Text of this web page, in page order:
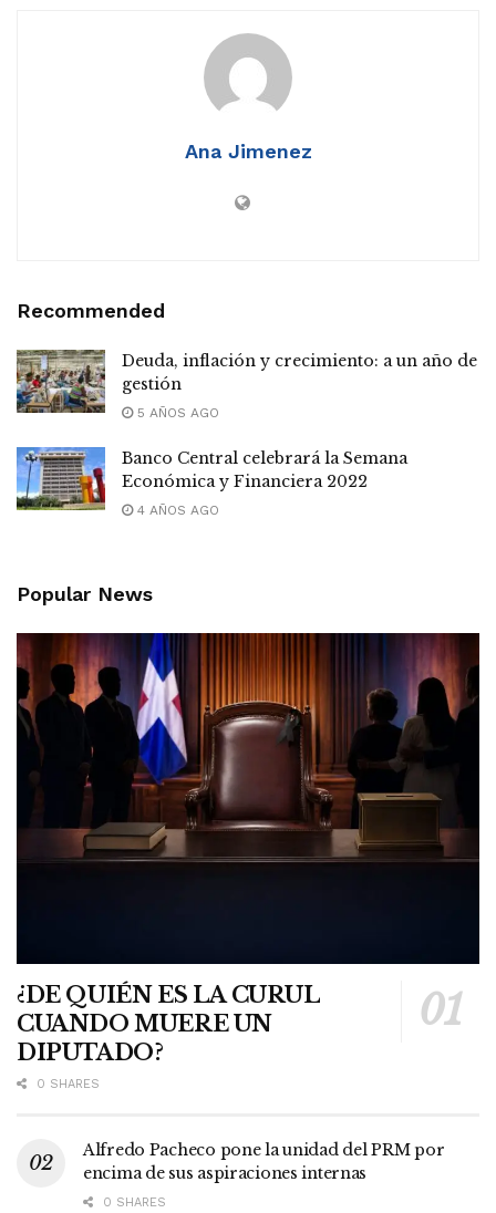
Ana Jimenez
Recommended
Deuda, inflación y crecimiento: a un año de
gestión
5 AÑOS AGO
Banco Central celebrará la Semana
Económica y Financiera 2022
4 AÑOS AGO
Popular News
¿DE QUIÉN ES LA CURUL
CUANDO MUERE UN
DIPUTADO?
0 SHARES
Alfredo Pacheco pone la unidad del PRM por
encima de sus aspiraciones internas
0 SHARES